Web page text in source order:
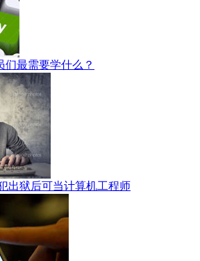
们最需要学什么？
出狱后可当计算机工程师